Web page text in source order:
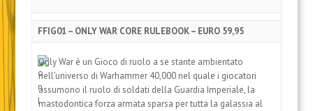
FFIG01 – ONLY WAR CORE RULEBOOK – EURO 59,95
Only War è un Gioco di ruolo a se stante ambientato
nell’universo di Warhammer 40,000 nel quale i giocatori
assumono il ruolo di soldati della Guardia Imperiale, la
mastodontica forza armata sparsa per tutta la galassia al